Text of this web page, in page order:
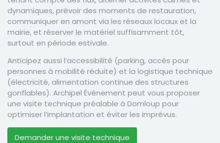
dynamiques, prévoir des moments de restauration,
communiquer en amont via les réseaux locaux et la
mairie, et réserver le matériel suffisamment tôt,
surtout en période estivale.
Anticipez aussi l’accessibilité (parking, accès pour
personnes à mobilité réduite) et la logistique technique
(électricité, alimentation continue des structures
gonflables). Archipel Événement peut vous proposer
une visite technique préalable à Domloup pour
optimiser l’implantation et éviter les imprévus.
Demander une visite technique